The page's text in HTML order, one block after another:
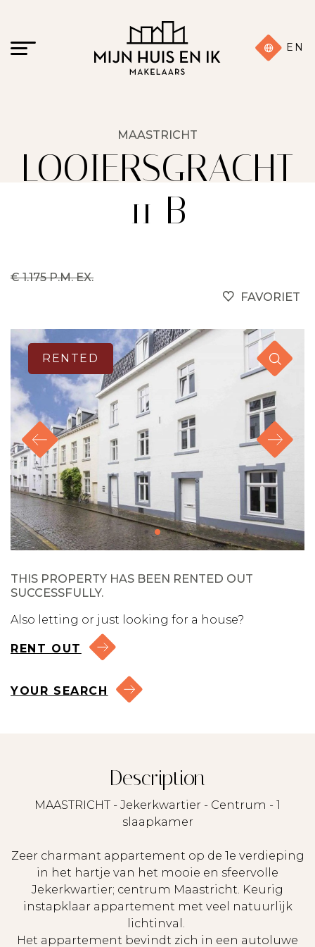
EN
MAASTRICHT
LOOIERSGRACHT
11 B
€ 1.175 P.M. EX.
FAVORIET
RENTED
THIS PROPERTY HAS BEEN RENTED OUT
SUCCESSFULLY.
Also letting or just looking for a house?
RENT OUT
YOUR SEARCH
Description
MAASTRICHT - Jekerkwartier - Centrum - 1
slaapkamer
Zeer charmant appartement op de 1e verdieping
in het hartje van het mooie en sfeervolle
Jekerkwartier; centrum Maastricht. Keurig
instapklaar appartement met veel natuurlijk
lichtinval.
Het appartement bevindt zich in een autoluwe